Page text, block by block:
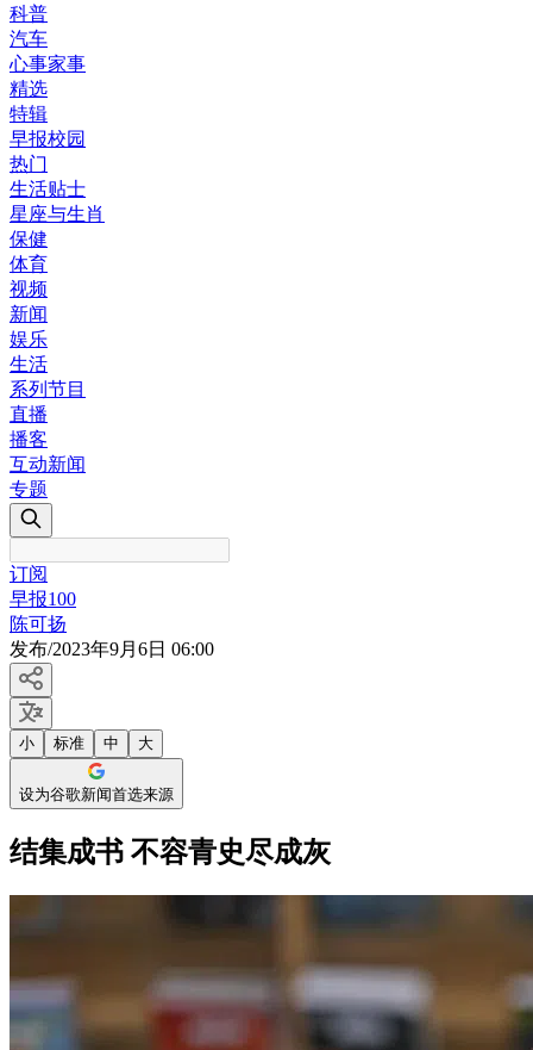
科普
汽车
心事家事
精选
特辑
早报校园
热门
生活贴士
星座与生肖
保健
体育
视频
新闻
娱乐
生活
系列节目
直播
播客
互动新闻
专题
订阅
早报100
陈可扬
发布/2023年9月6日 06:00
小 标准 中 大
设为谷歌新闻首选来源
结集成书 不容青史尽成灰